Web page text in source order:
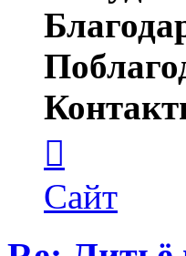
пользователя
JSW
Сайт